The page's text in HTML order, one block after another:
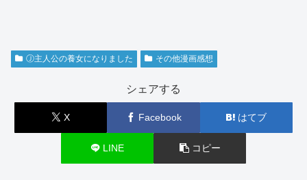
Ⓙ主人公の養女になりました その他漫画感想
シェアする
X Facebook はてブ
LINE コピー